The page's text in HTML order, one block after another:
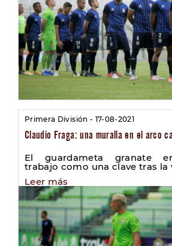
Primera División - 17-08-2021
Claudio Fraga: una muralla en el arco
El guardameta granate
trabajo como una clave tras la
Leer más